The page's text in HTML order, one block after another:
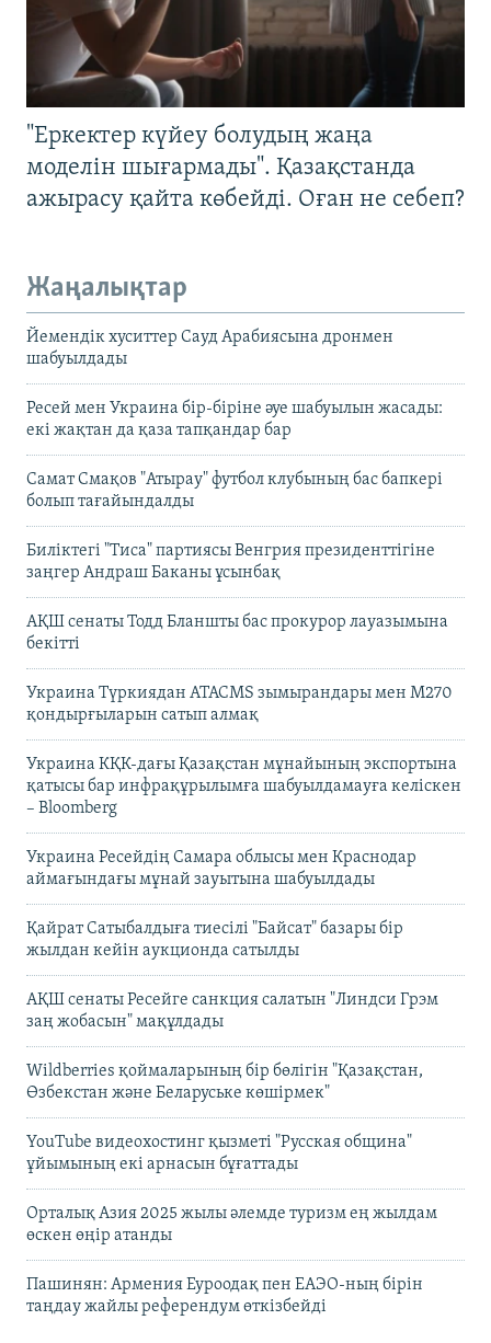
"Еркектер күйеу болудың жаңа
моделін шығармады". Қазақстанда
ажырасу қайта көбейді. Оған не себеп?
Жаңалықтар
Йемендік хуситтер Сауд Арабиясына дронмен
шабуылдады
Ресей мен Украина бір-біріне әуе шабуылын жасады:
екі жақтан да қаза тапқандар бар
Самат Смақов "Атырау" футбол клубының бас бапкері
болып тағайындалды
Биліктегі "Тиса" партиясы Венгрия президенттігіне
заңгер Андраш Баканы ұсынбақ
АҚШ сенаты Тодд Бланшты бас прокурор лауазымына
бекітті
Украина Түркиядан ATACMS зымырандары мен M270
қондырғыларын сатып алмақ
Украина КҚК-дағы Қазақстан мұнайының экспортына
қатысы бар инфрақұрылымға шабуылдамауға келіскен
– Bloomberg
Украина Ресейдің Самара облысы мен Краснодар
аймағындағы мұнай зауытына шабуылдады
Қайрат Сатыбалдыға тиесілі "Байсат" базары бір
жылдан кейін аукционда сатылды
АҚШ сенаты Ресейге санкция салатын "Линдси Грэм
заң жобасын" мақұлдады
Wildberries қоймаларының бір бөлігін "Қазақстан,
Өзбекстан және Беларуське көшірмек"
YouTube видеохостинг қызметі "Русская община"
ұйымының екі арнасын бұғаттады
Орталық Азия 2025 жылы әлемде туризм ең жылдам
өскен өңір атанды
Пашинян: Армения Еуроодақ пен ЕАЭО-ның бірін
таңдау жайлы референдум өткізбейді